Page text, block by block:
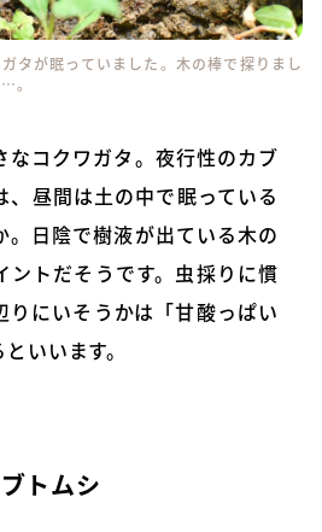
タが眠っていました。木の棒で探りまし
。
なコクワガタ。夜行性のカブ
、昼間は土の中で眠っている
。日陰で樹液が出ている木の
ントだそうです。虫採りに慣
りにいそうかは「甘酸っぱい
いいます。
トムシ